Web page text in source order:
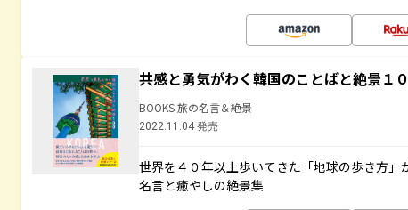
共感と勇気がわく韓国のことばと絶景１
BOOKS 旅の名言＆絶景
2022.11.04 発売
世界を４０年以上歩いてきた「地球の歩き方
名言と癒やしの絶景集